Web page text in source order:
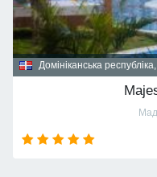
Домініканська